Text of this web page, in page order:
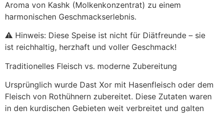
Aroma von Kashk (Molkenkonzentrat) zu einem
harmonischen Geschmackserlebnis.
⚠ Hinweis: Diese Speise ist nicht für Diätfreunde – sie
ist reichhaltig, herzhaft und voller Geschmack!
Traditionelles Fleisch vs. moderne Zubereitung
Ursprünglich wurde Dast Xor mit Hasenfleisch oder dem
Fleisch von Rothühnern zubereitet. Diese Zutaten waren
in den kurdischen Gebieten weit verbreitet und galten